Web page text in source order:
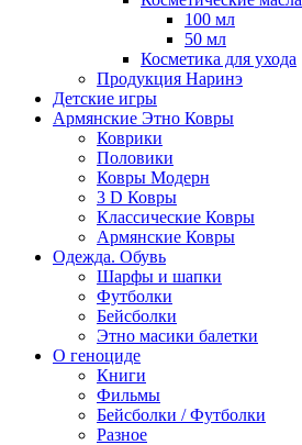
100 мл
50 мл
Косметика для ухода
Продукция Наринэ
Детские игры
Армянские Этно Ковры
Коврики
Половики
Ковры Модерн
3 D Ковры
Классические Ковры
Армянские Ковры
Одежда. Обувь
Шарфы и шапки
Футболки
Бейсболки
Этно масики балетки
О геноциде
Книги
Фильмы
Бейсболки / Футболки
Разное